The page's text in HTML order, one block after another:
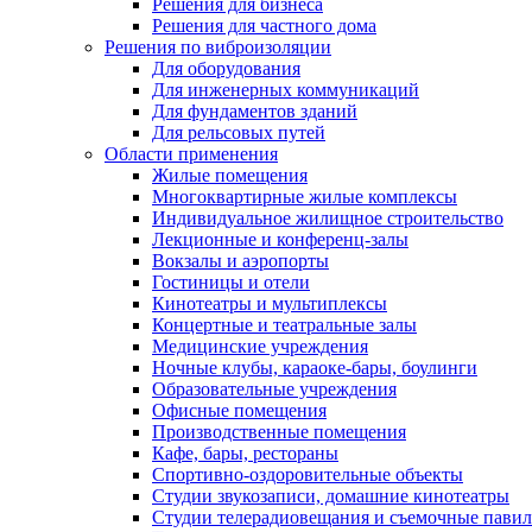
Решения для бизнеса
Решения для частного дома
Решения по виброизоляции
Для оборудования
Для инженерных коммуникаций
Для фундаментов зданий
Для рельсовых путей
Области применения
Жилые помещения
Многоквартирные жилые комплексы
Индивидуальное жилищное строительство
Лекционные и конференц-залы
Вокзалы и аэропорты
Гостиницы и отели
Кинотеатры и мультиплексы
Концертные и театральные залы
Медицинские учреждения
Ночные клубы, караоке-бары, боулинги
Образовательные учреждения
Офисные помещения
Производственные помещения
Кафе, бары, рестораны
Спортивно-оздоровительные объекты
Студии звукозаписи, домашние кинотеатры
Студии телерадиовещания и съемочные